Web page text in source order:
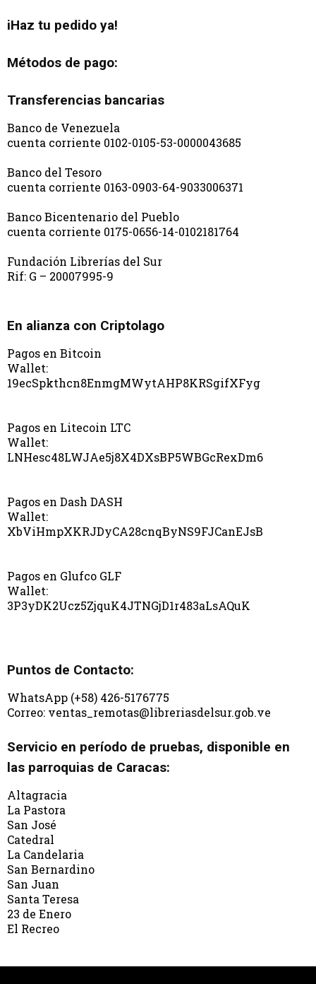
iHaz tu pedido ya!
Métodos de pago:
Transferencias bancarias
Banco de Venezuela
cuenta corriente 0102-0105-53-0000043685
Banco del Tesoro
cuenta corriente 0163-0903-64-9033006371
Banco Bicentenario del Pueblo
cuenta corriente 0175-0656-14-0102181764
Fundación Librerías del Sur
Rif: G – 20007995-9
En alianza con Criptolago
Pagos en Bitcoin
Wallet:
19ecSpkthcn8EnmgMWytAHP8KRSgifXFyg
Pagos en Litecoin LTC
Wallet:
LNHesc48LWJAe5j8X4DXsBP5WBGcRexDm6
Pagos en Dash DASH
Wallet:
XbViHmpXKRJDyCA28cnqByNS9FJCanEJsB
Pagos en Glufco GLF
Wallet:
3P3yDK2Ucz5ZjquK4JTNGjD1r483aLsAQuK
Puntos de Contacto:
WhatsApp (+58) 426-5176775
Correo: ventas_remotas@libreriasdelsur.gob.ve
Servicio en período de pruebas, disponible en
las parroquias de Caracas:
Altagracia
La Pastora
San José
Catedral
La Candelaria
San Bernardino
San Juan
Santa Teresa
23 de Enero
El Recreo